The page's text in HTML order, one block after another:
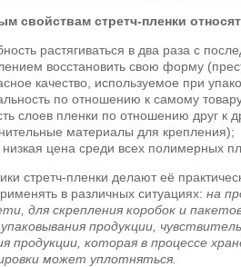
свойствам стретч-пленки
растягиваться в два раза с
восстановить свою форму
качество, используемое при
по отношению к самому
слоев пленки по отношению друг к
материалы для крепления);
цена среди всех полимерных
стретч-пленки делают её
в различных ситуациях: на
для скрепления коробок и
продукции,
продукции, которая в процессе
может уплотняться.